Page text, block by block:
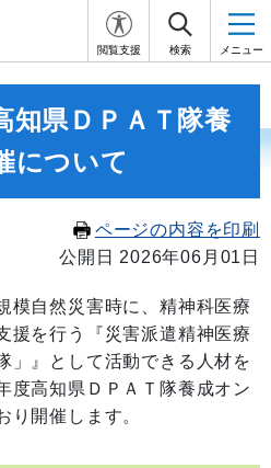
閲覧支援 検索 メニュー
知県ＤＰＡＴ隊養
について
ページの内容を印刷
公開日 2026年06月01日
自然災害時に、精神科医療
援を行う『災害派遣精神医療
」』として活動できる人材を
度高知県ＤＰＡＴ隊養成オン
り開催します。